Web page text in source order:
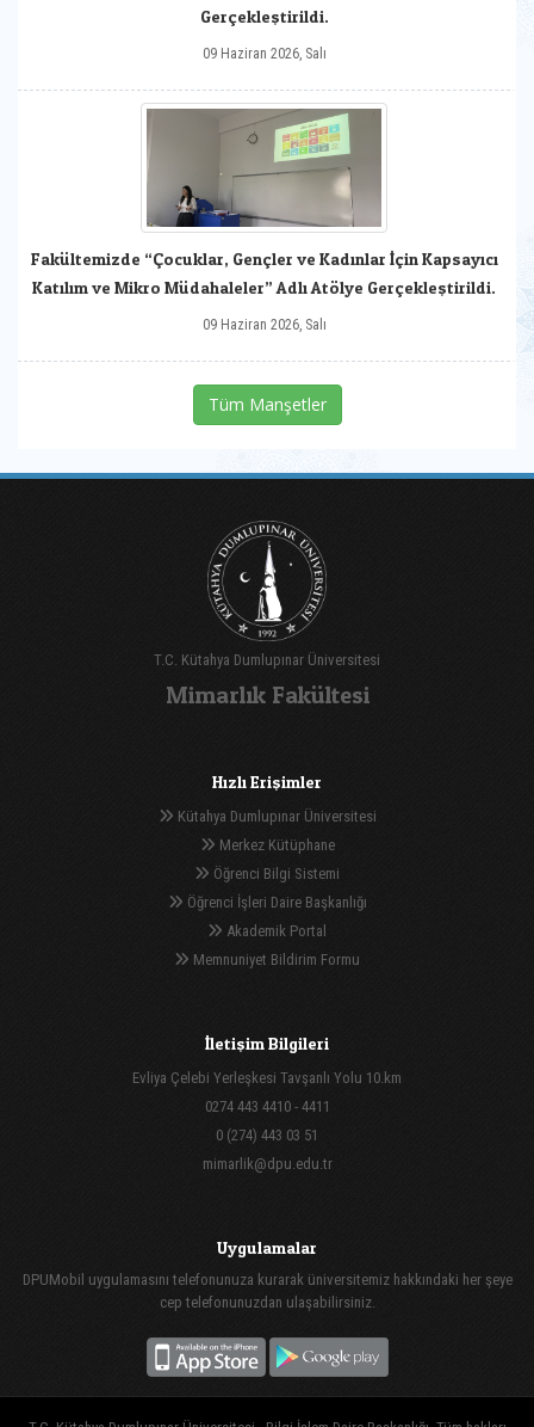
Gerçekleştirildi.
09 Haziran 2026, Salı
Fakültemizde “Çocuklar, Gençler ve Kadınlar İçin Kapsayıcı
Katılım ve Mikro Müdahaleler” Adlı Atölye Gerçekleştirildi.
09 Haziran 2026, Salı
Tüm Manşetler
T.C. Kütahya Dumlupınar Üniversitesi
Mimarlık Fakültesi
Hızlı Erişimler
Kütahya Dumlupınar Üniversitesi
Merkez Kütüphane
Öğrenci Bilgi Sistemi
Öğrenci İşleri Daire Başkanlığı
Akademik Portal
Memnuniyet Bildirim Formu
İletişim Bilgileri
Evliya Çelebi Yerleşkesi Tavşanlı Yolu 10.km
0274 443 4410 - 4411
0 (274) 443 03 51
mimarlik@dpu.edu.tr
Uygulamalar
DPUMobil uygulamasını telefonunuza kurarak üniversitemiz hakkındaki her şeye
cep telefonunuzdan ulaşabilirsiniz.